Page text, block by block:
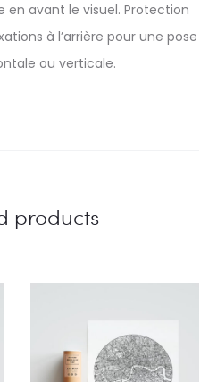
avant le visuel. Protection
à l’arrière pour une pose
ou verticale.
products